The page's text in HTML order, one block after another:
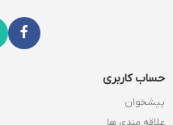
حساب کاربری
پیشخوان
علاقه مندی ها